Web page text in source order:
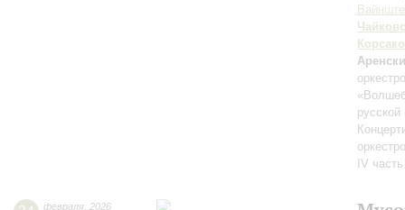
IV
февраля 2026